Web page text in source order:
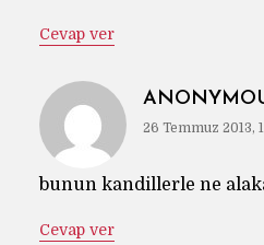
Cevap ver
26 Temmuz 2013,
bunun kandillerle ne
Cevap ver